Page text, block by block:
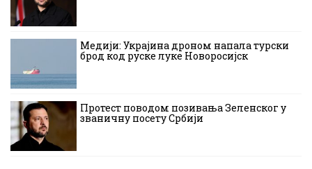
Медији: Украјина дроном напала турски
брод код руске луке Новоросијск
Протест поводом позивања Зеленског у
званичну посету Србији